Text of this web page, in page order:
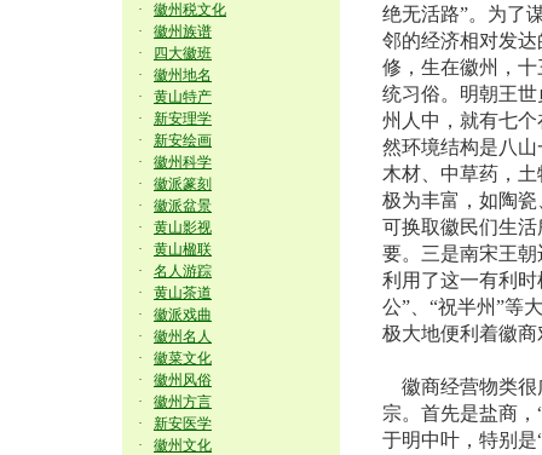
·
徽州税文化
·
徽州族谱
·
四大徽班
·
徽州地名
·
黄山特产
·
新安理学
·
新安绘画
·
徽州科学
·
徽派篆刻
·
徽派盆景
·
黄山影视
·
黄山楹联
·
名人游踪
·
黄山茶道
·
徽派戏曲
·
徽州名人
·
徽菜文化
·
徽州风俗
·
徽州方言
·
新安医学
·
徽州文化
绝无活路”。为了
邻的经济相对发
修，生在徽州，
统习俗。明朝王
州人中，就有七
然环境结构是八
木材、中草药，
极为丰富，如陶
可换取徽民们生
要。三是南宋王
利用了这一有利
公”、“祝半州”等
极大地便利着徽
徽商经营物类很
宗。首先是盐商
于明中叶，特别